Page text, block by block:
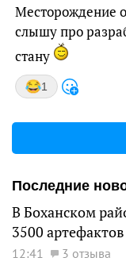
Месторождение
слышу про
стану
1
Последние
В Боханском
3500
12:41 3 отзыва